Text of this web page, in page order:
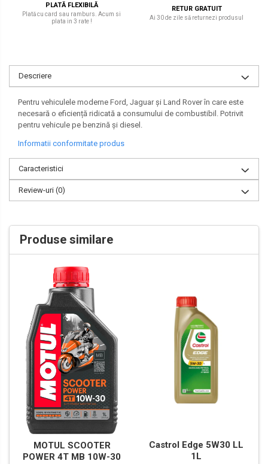
PLATĂ FLEXIBILĂ
Plată cu card sau ramburs. Acum si
plata in 3 rate !
RETUR GRATUIT
Ai 30 de zile să returnezi produsul
Descriere
Pentru vehiculele moderne Ford, Jaguar și Land Rover în care este
necesară o eficiență ridicată a consumului de combustibil. Potrivit
pentru vehicule pe benzină și diesel.
Informatii conformitate produs
Caracteristici
Review-uri (0)
Produse similare
MOTUL SCOOTER
POWER 4T MB 10W-30
Castrol Edge 5W30 LL
1L